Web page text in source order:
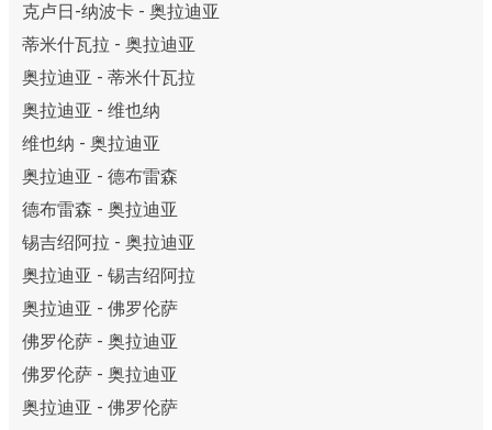
克卢日-纳波卡 - 奥拉迪亚
蒂米什瓦拉 - 奥拉迪亚
奥拉迪亚 - 蒂米什瓦拉
奥拉迪亚 - 维也纳
维也纳 - 奥拉迪亚
奥拉迪亚 - 德布雷森
德布雷森 - 奥拉迪亚
锡吉绍阿拉 - 奥拉迪亚
奥拉迪亚 - 锡吉绍阿拉
奥拉迪亚 - 佛罗伦萨
佛罗伦萨 - 奥拉迪亚
佛罗伦萨 - 奥拉迪亚
奥拉迪亚 - 佛罗伦萨